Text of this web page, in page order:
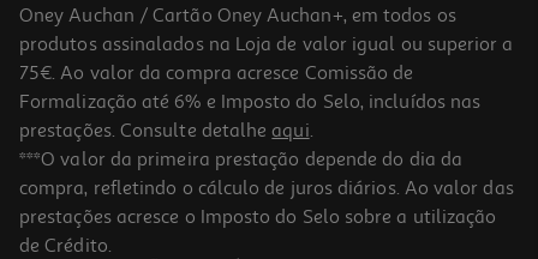
Caneta Capybara Tinta Gel 1 Unidade Modelos Sortidos
2.49 €/un
2,49 €
Oney Auchan / Cartão Oney Auchan+, em todos os
produtos assinalados na Loja de valor igual ou superior a
75€. Ao valor da compra acresce Comissão de
Formalização até 6% e Imposto do Selo, incluídos nas
prestações. Consulte detalhe aqui.
***O valor da primeira prestação depende do dia da
compra, refletindo o cálculo de juros diários. Ao valor das
prestações acresce o Imposto do Selo sobre a utilização
de Crédito.